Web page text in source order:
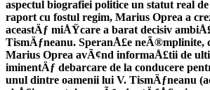
aspectul biografiei politice un statut real
raport cu fostul regim, Marius Oprea a
aceastÄƒ miÅŸcare a barat decisiv
TismÄƒneanu. SperanÅ£e neÃ®mplinite,
Marius Oprea avÃ¢nd informaÅ£tii de
iminentÄƒ debarcare de la conducere
unul dintre oamenii lui V. TismÄƒneanu